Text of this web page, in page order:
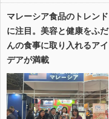
マレーシア食品のトレンド
に注目。美容と健康をふだ
んの食事に取り入れるアイ
デアが満載